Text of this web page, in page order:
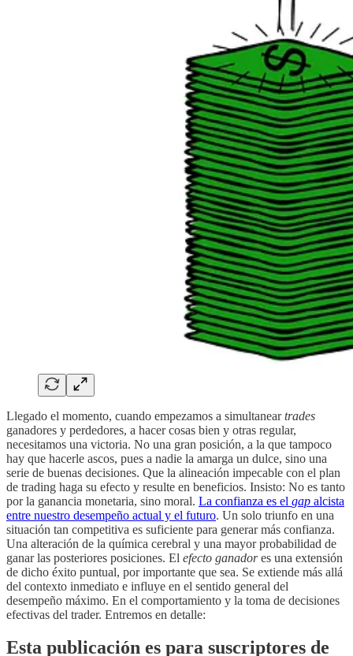
Llegado el momento, cuando empezamos a simultaneartrades
ganadores y perdedores, a hacer cosas bien y otras regular,
necesitamos una victoria. No una gran posición, a la que tampoco
hay que hacerle ascos, pues a nadie la amarga un dulce, sino una
serie de buenas decisiones. Que la alineación impecable con el plan
de trading haga su efecto y resulte en beneficios. Insisto: No es tanto
por la ganancia monetaria, sino moral. La confianza es el gap alcista
entre nuestro desempeño actual y el futuro. Un solo triunfo en una
situación tan competitiva es suficiente para generar más confianza.
Una alteración de la química cerebral y una mayor probabilidad de
ganar las posteriores posiciones. El efecto ganadores una extensión
de dicho éxito puntual, por importante que sea. Se extiende más allá
del contexto inmediato e influye en el sentido general del
desempeño máximo. En el comportamiento y la toma de decisiones
efectivas del trader. Entremos en detalle:
Esta publicación es para suscriptores de